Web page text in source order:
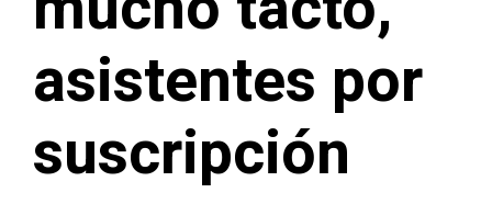
asistentes por
suscripción